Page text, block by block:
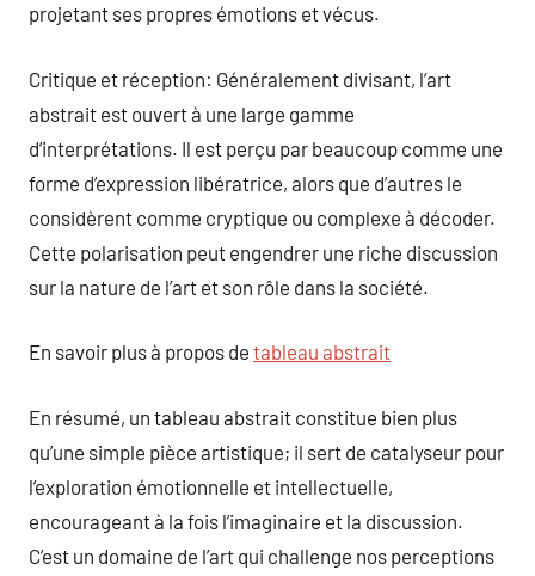
projetant ses propres émotions et vécus.
Critique et réception: Généralement divisant, l’art
abstrait est ouvert à une large gamme
d’interprétations. Il est perçu par beaucoup comme une
forme d’expression libératrice, alors que d’autres le
considèrent comme cryptique ou complexe à décoder.
Cette polarisation peut engendrer une riche discussion
sur la nature de l’art et son rôle dans la société.
En savoir plus à propos de tableau abstrait
En résumé, un tableau abstrait constitue bien plus
qu’une simple pièce artistique; il sert de catalyseur pour
l’exploration émotionnelle et intellectuelle,
encourageant à la fois l’imaginaire et la discussion.
C’est un domaine de l’art qui challenge nos perceptions